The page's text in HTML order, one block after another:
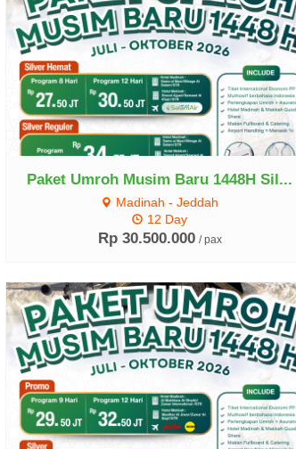
Paket Umroh Musim Baru 1448H Sil...
Madinah - Jeddah
12 Day
Rp 30.500.000 / pax